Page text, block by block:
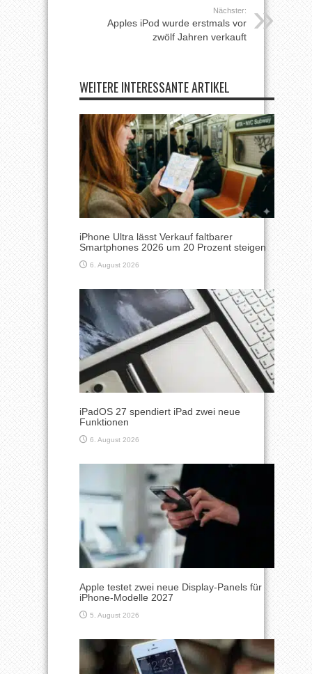
Nächster:
Apples iPod wurde erstmals vor
zwölf Jahren verkauft
WEITERE INTERESSANTE ARTIKEL
iPhone Ultra lässt Verkauf faltbarer
Smartphones 2026 um 20 Prozent steigen
6. August 2026
iPadOS 27 spendiert iPad zwei neue
Funktionen
6. August 2026
Apple testet zwei neue Display-Panels für
iPhone-Modelle 2027
5. August 2026